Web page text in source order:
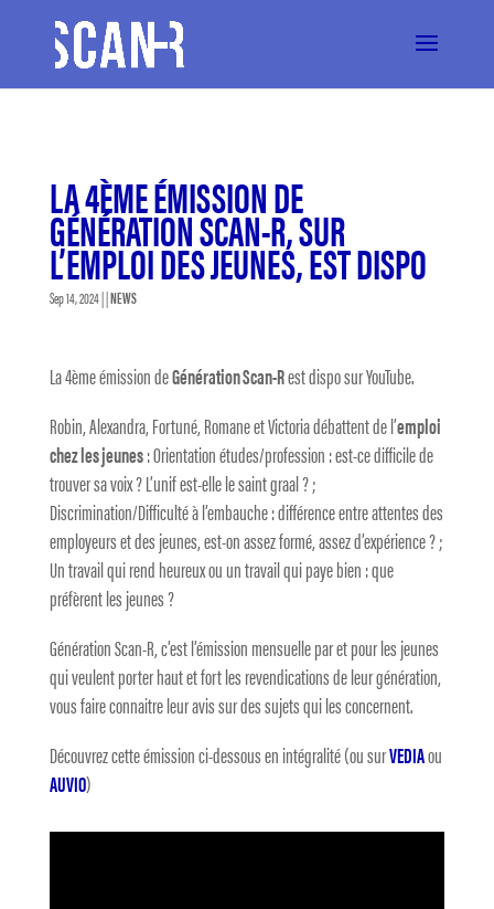
LA 4ÈME ÉMISSION DE
GÉNÉRATION SCAN-R, SUR
L’EMPLOI DES JEUNES, EST DISPO
Sep 14, 2024| |NEWS
La 4ème émission deGénération Scan-Rest dispo sur YouTube.
Robin, Alexandra, Fortuné, Romane et Victoria débattent de l’emploi
chez les jeunes: Orientation études/profession : est-ce difficile de
trouver sa voix ? L’unif est-elle le saint graal ? ;
Discrimination/Difficulté à l’embauche : différence entre attentes des
employeurs et des jeunes, est-on assez formé, assez d’expérience ? ;
Un travail qui rend heureux ou un travail qui paye bien : que
préfèrent les jeunes ?
Génération Scan-R, c’est l’émission mensuelle par et pour les jeunes
qui veulent porter haut et fort les revendications de leur génération,
vous faire connaitre leur avis sur des sujets qui les concernent.
Découvrez cette émission ci-dessous en intégralité (ou surVEDIAou
AUVIO)